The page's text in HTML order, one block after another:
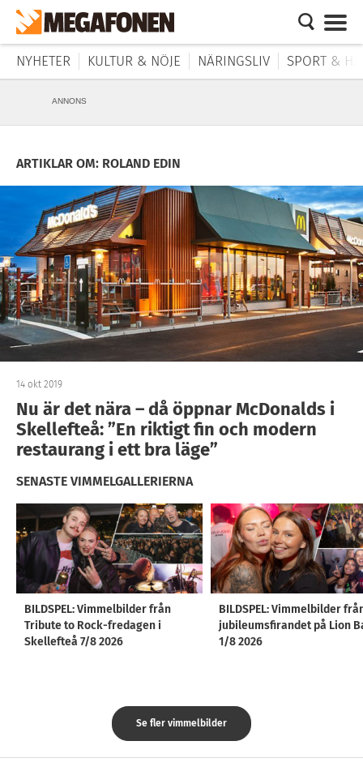
NYHETER KULTUR & NÖJE NÄRINGSLIV SPORT &
ANNONS
ARTIKLAR OM: ROLAND EDIN
14 okt 2019
Nu är det nära – då öppnar McDonalds i
Skellefteå: ”En riktigt fin och modern
restaurang i ett bra läge”
SENASTE VIMMELGALLERIERNA
BILDSPEL: Vimmelbilder från
Tribute to Rock-fredagen i
Skellefteå 7/8 2026
BILDSPEL: Vimmelbilder
jubileumsfirandet på Lion
1/8 2026
Se fler vimmelbilder